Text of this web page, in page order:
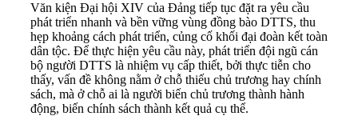
Văn kiện Đại hội XIV của Đảng tiếp tục đặt ra yêu cầu
phát triển nhanh và bền vững vùng đồng bào DTTS, thu
hẹp khoảng cách phát triển, củng cố khối đại đoàn kết toàn
dân tộc. Để thực hiện yêu cầu này, phát triển đội ngũ cán
bộ người DTTS là nhiệm vụ cấp thiết, bởi thực tiễn cho
thấy, vấn đề không nằm ở chỗ thiếu chủ trương hay chính
sách, mà ở chỗ ai là người biến chủ trương thành hành
động, biến chính sách thành kết quả cụ thể.